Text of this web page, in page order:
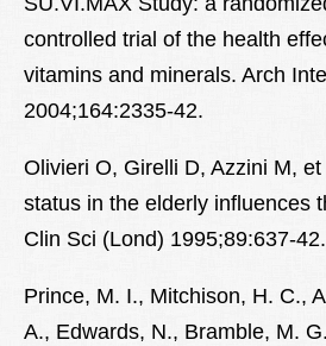
controlled trial of the health
vitamins and minerals. Arch
2004;164:2335-42.
Olivieri O, Girelli D, Azzini M,
status in the elderly influences
Clin Sci (Lond) 1995;89:637-42.
Prince, M. I., Mitchison, H. C.,
A., Edwards, N., Bramble, M.